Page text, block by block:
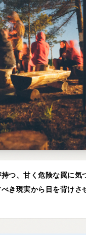
つ、甘く危険な罠に気
き現実から目を背けさ